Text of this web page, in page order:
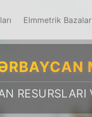
Elmmetrik Bazalar